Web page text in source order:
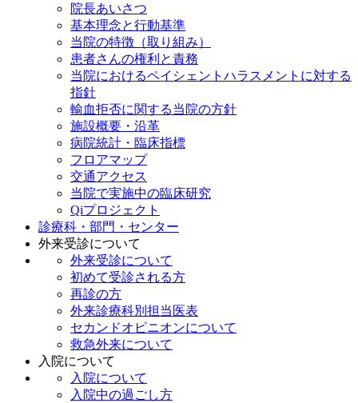
院長あいさつ
基本理念と行動基準
当院の特徴（取り組み）
患者さんの権利と責務
当院におけるペイシェントハラスメントに対する
指針
輸血拒否に関する当院の方針
施設概要・沿革
病院統計・臨床指標
フロアマップ
交通アクセス
当院で実施中の臨床研究
Qiプロジェクト
診療科・部門・センター
外来受診について
外来受診について
初めて受診される方
再診の方
外来診療科別担当医表
セカンドオピニオンについて
救急外来について
入院について
入院について
入院中の過ごし方